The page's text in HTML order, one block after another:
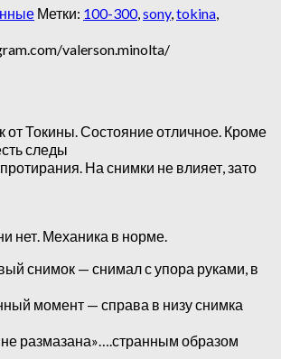
Метки: 100-300,sony,tokina,
valerson.minolta/
Токины. Состояние отличное. Кроме
следы
На снимки не влияет, зато
нет. Механика в норме.
снимок — снимал с упора руками, в
момент — справа в низу снимка
размазана»….странным образом